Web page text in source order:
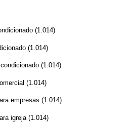
(1.014)
(1.014)
(1.014)
(1.014)
empresas (1.014)
igreja (1.014)